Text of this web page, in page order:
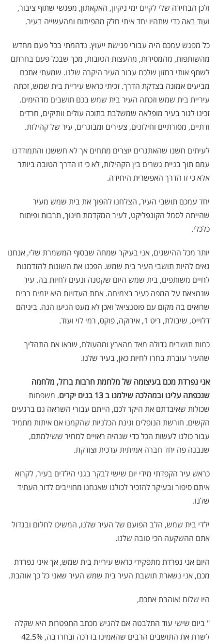
ולכן הבחירה שלי לקיים ימי ניקיון, האקאתון, מפגשי שתוף ציבור,
ועוד באה כדי שתהיו יחד איתי חלק מהפיתוח ומהעשייה בעיר.
כל מפגש עמכם היה עבורי פגישת ייעוץ. נדהמתי בכל פעם מחדש
מהשותפות, מהמסירות, מהעצות הטובות, מכך שבכל פעם בחרתם
לשתף אותי בחזון שלכם עבור העיר היקרה שלנו. שמעתי אתכם
מביעים אמונה בצדקת הדרך. זכיתי כראש עיריית בית שמש, זכתה
עיריית בית שמש וזכתה העיר בית שמש בכם תושבים מדהימים.
זכינו לגור בעיר מופלאה שמשלבת בתוכה עולים וותיקים, חרדים
ודתיים, מסורתיים וחילונים, צעירים ומבוגרים, עיר של קהילות.
לעיתים חשנו שהאתגרים יוצרים מתחים אך לא חששנו והתמודדנו
עמם תוך בניית גשרים בין הקהילות, לא כי זו הדרך הטובה ביותר
אלא כי זו הדרך האפשרית היחידה.
יחד עמכם תושבי העיר, הצלחנו להפוך את בית שמש מעיר
שהייתה לסמל הקונפליקט, לעיר המקדמת חינוך, תרבות ופיתוח
כלכלי.
יותר מכל ההישגים, אני בעיקר שמחה שבסוף המשמרת שלי, אנחנו
גאים להיות תושבי העיר בית שמש. הפכנו את השונות להזדמנות
לחיים משותפים, בית שמש היום שקטנה ונעים לחיות בה. עיר
שנמצאת על המפה כעיר בצמיחה. אחת העדויות היא יזמים רבים
שרואים בה מקום עם פוטנציאל ואכן לא מעט הגיעו הנה. ביניהם
דלוייט, שיבולת, ריט 1, אירוקה, פוקס, רמי לוי ועוד.
כמות תושבים גדולה מאד מהארץ ומהעולם, שראו את התהליך
שהעיר עוברת בחרו לחיות כאן, בעיר שלנו.
אני נפרדת מכם בעיצומה של מלחמת חרבות ברזל, מלחמה
שנכפתה עלינו ובמהלכה שילמנו ב 13 בנים יקרים
. משפחות
שכולות שאיבדתם את היקר לכם, הייתם עבורי השראה גם ברגעים
הקשים. חורשת הנופלים וגינת הכלניות שהקמנו אם איתות מתמיד
עבור כולנו לעשות הכל כדי שנהיה ראויים למחיר ששילמתם,
שנבנה פה יחד חברה אמיתית ערכית וצודקת.
כראש עיר הקפדתי מידי יום שישי לבקר בגני הילדים בעיר, לקרוא
איתם סיפור ובעיקר להזכיר לכולנו שאנחנו מחוייבים לדור העתיד
שלנו.
ילדי בית שמש, הלב הפועם של העיר שלנו, המשיכו לחלום ובגדול
אתם ההשקעה הכי טובה שלנו.
היום אני נפרדת מתפקידי כראש עיריית בית שמש, אך איני נפרדת
מכם, אני נשארת תושבת העיר בית שמש העיר שאני כל כך אוהבת.
היו שלום !אוהבת אתכם,
" ביום שישי עוד התלבטה אם להגיש מכתב התפטרות היא שקלה
לשרת את התושבים הרבים שהאמינו בדרכה ובחרו בה, 42.5%